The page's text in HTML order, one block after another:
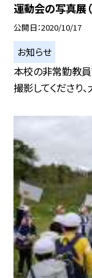
運動会の写真展
公開日 2020/10/17
お知らせ
本校の非常勤教
撮影してくださり